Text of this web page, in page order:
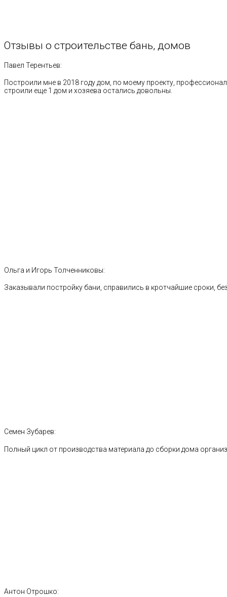
Отзывы о строительстве бань, домов
Павел Терентьев:
Построили мне в 2018 году дом, по моему проекту,
строили еще 1 дом и хозяева остались довольны.
Ольга и Игорь Толченниковы:
Заказывали постройку бани, справились в кротчайшие сроки,
Семен Зубарев:
Полный цикл от производства материала до сборки дома
Антон Отрошко: